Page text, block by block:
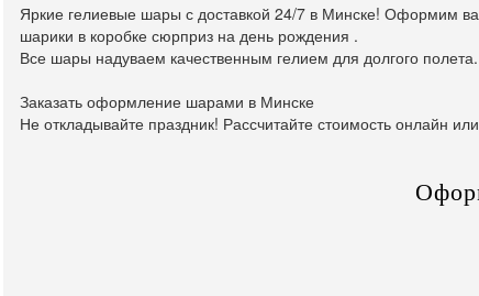
Яркие гелиевые шары с доставкой 24/7 в Минске! Оформим
шарики в коробке сюрприз на день рождения .
Все шары надуваем качественным гелием для долгого
Заказать оформление шарами в Минске
Не откладывайте праздник! Рассчитайте стоимость онлайн